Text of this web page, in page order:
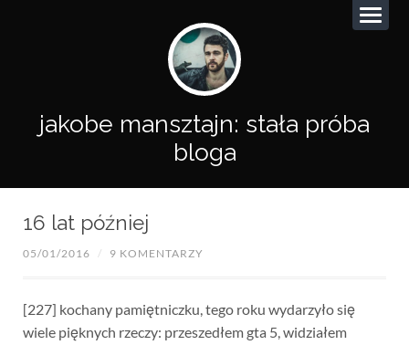
jakobe mansztajn: stała próba
bloga
16 lat później
05/01/2016 / 9 KOMENTARZY
[227] kochany pamiętniczku, tego roku wydarzyło się
wiele pięknych rzeczy: przeszedłem gta 5, widziałem